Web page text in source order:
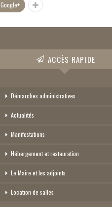
Google+
ACCÈS RAPIDE
Démarches administratives
Actualités
Manifestations
Hébergement et restauration
Le Maire et les adjoints
Location de salles